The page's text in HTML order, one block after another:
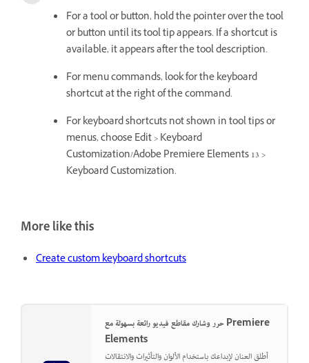
For a tool or button, hold the pointer over the tool
or button until its tool tip appears. If a shortcut is
available, it appears after the tool description.
For menu commands, look for the keyboard
shortcut at the right of the command.
For keyboard shortcuts not shown in tool tips or
menus, choose Edit > Keyboard
Customization/Adobe Premiere Elements 13 >
Keyboard Customization.
More like this
Create custom keyboard shortcuts
حرر وشارك مقاطع فيديو رائعة بسهولة مع Premiere
Elements
أطلق العنان لإبداعك باستخدام الألوان والتأثيرات والانتقالات